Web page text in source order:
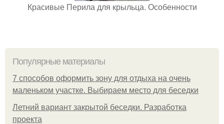
Красивые Перила для крыльца. Особенности
Популярные материалы
7 способов оформить зону для отдыха на очень
маленьком участке. Выбираем место для беседки
Летний вариант закрытой беседки. Разработка
проекта